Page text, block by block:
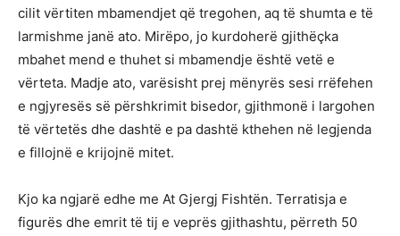
cilit vërtiten mbamendjet që tregohen, aq të shumta e të
larmishme janë ato. Mirëpo, jo kurdoherë gjithëçka
mbahet mend e thuhet si mbamendje është vetë e
vërteta. Madje ato, varësisht prej mënyrës sesi rrëfehen
e ngjyresës së përshkrimit bisedor, gjithmonë i largohen
të vërtetës dhe dashtë e pa dashtë kthehen në legjenda
e fillojnë e krijojnë mitet.
Kjo ka ngjarë edhe me At Gjergj Fishtën. Terratisja e
figurës dhe emrit të tij e veprës gjithashtu, përreth 50